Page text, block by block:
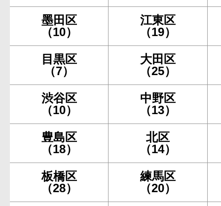
墨田区
（10）
江東区
（19）
目黒区
（7）
大田区
（25）
渋谷区
（10）
中野区
（13）
豊島区
（18）
北区
（14）
板橋区
（28）
練馬区
（20）